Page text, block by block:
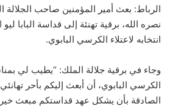
الرباط: بعث أمير المؤمنين صاحب
نصره الله، برقية تهنئة إلى قداسة البابا
انتخابه لاعتلاء الكرسي البابوي.
وجاء في برقية جلالة الملك: “يطيب لي
الكرسي البابوي، أن أبعث إليكم بأحر
الصادقة بأن يشكل عهد قداستكم مبعث